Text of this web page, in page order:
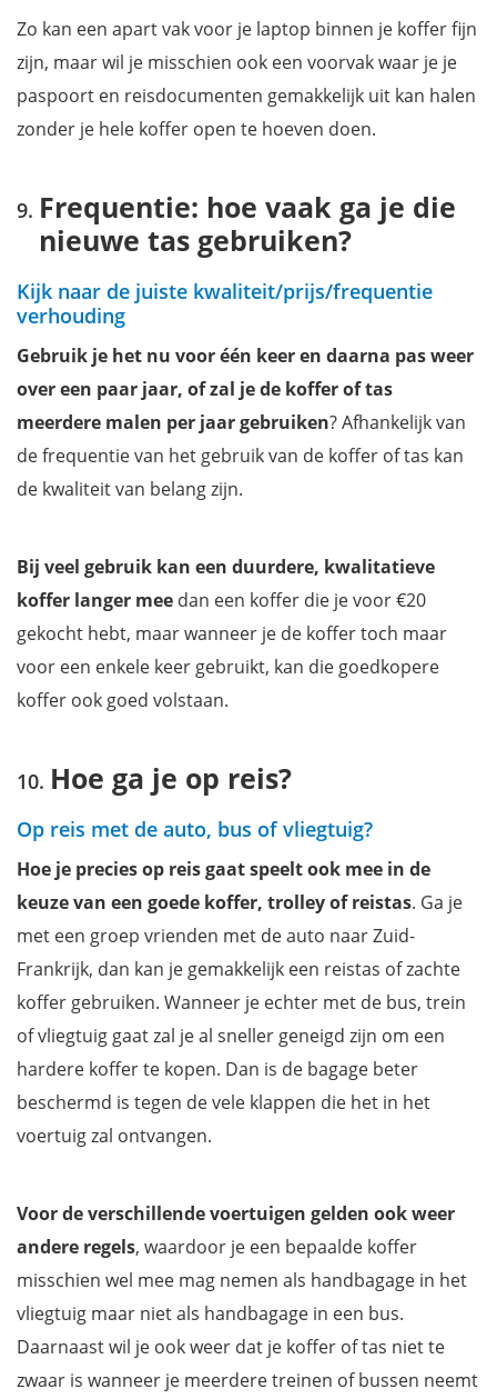
Zo kan een apart vak voor je laptop binnen je koffer fijn
zijn, maar wil je misschien ook een voorvak waar je je
paspoort en reisdocumenten gemakkelijk uit kan halen
zonder je hele koffer open te hoeven doen.
Frequentie: hoe vaak ga je die
nieuwe tas gebruiken?
Kijk naar de juiste kwaliteit/prijs/frequentie
verhouding
Gebruik je het nu voor één keer en daarna pas weer
over een paar jaar, of zal je de koffer of tas
meerdere malen per jaar gebruiken? Afhankelijk van
de frequentie van het gebruik van de koffer of tas kan
de kwaliteit van belang zijn.
Bij veel gebruik kan een duurdere, kwalitatieve
koffer langer mee dan een koffer die je voor €20
gekocht hebt, maar wanneer je de koffer toch maar
voor een enkele keer gebruikt, kan die goedkopere
koffer ook goed volstaan.
Hoe ga je op reis?
Op reis met de auto, bus of vliegtuig?
Hoe je precies op reis gaat speelt ook mee in de
keuze van een goede koffer, trolley of reistas. Ga je
met een groep vrienden met de auto naar Zuid-
Frankrijk, dan kan je gemakkelijk een reistas of zachte
koffer gebruiken. Wanneer je echter met de bus, trein
of vliegtuig gaat zal je al sneller geneigd zijn om een
hardere koffer te kopen. Dan is de bagage beter
beschermd is tegen de vele klappen die het in het
voertuig zal ontvangen.
Voor de verschillende voertuigen gelden ook weer
andere regels, waardoor je een bepaalde koffer
misschien wel mee mag nemen als handbagage in het
vliegtuig maar niet als handbagage in een bus.
Daarnaast wil je ook weer dat je koffer of tas niet te
zwaar is wanneer je meerdere treinen of bussen neemt